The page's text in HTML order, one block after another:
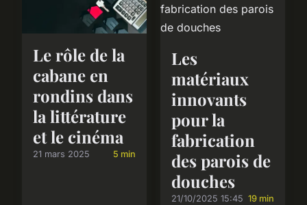
Le rôle de la
cabane en
rondins dans
la littérature
et le cinéma
21 mars 2025 5 min
Les
matériaux
innovants
pour la
fabrication
des parois de
douches
21/10/2025 15:45 19 min